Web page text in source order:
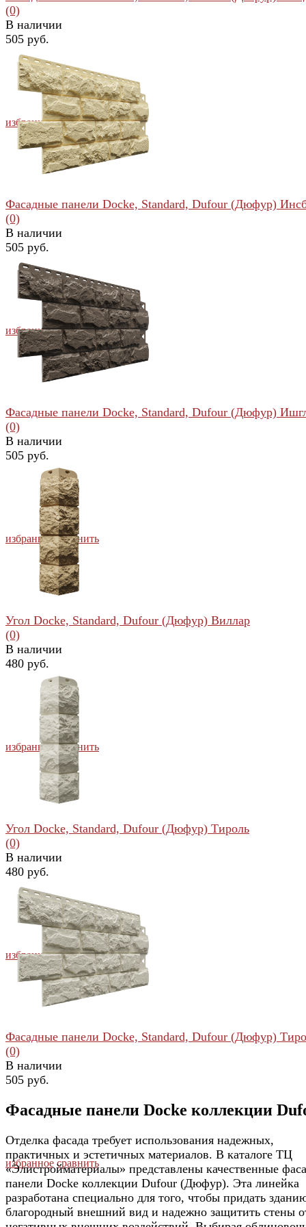
избранное сравнить
(0)
В наличии
505 руб.
избранное сравнить
Фасадные панели Docke, Standard, Dufour (Дюфур)
(0)
В наличии
505 руб.
избранное сравнить
Фасадные панели Docke, Standard, Dufour (Дюфур)
(0)
В наличии
505 руб.
избранное сравнить
Угол Docke, Standard, Dufour (Дюфур) Виллар
(0)
В наличии
480 руб.
избранное сравнить
Угол Docke, Standard, Dufour (Дюфур) Тироль
(0)
В наличии
480 руб.
избранное сравнить
Фасадные панели Docke, Standard, Dufour (Дюфур)
(0)
В наличии
505 руб.
Фасадные панели Docke коллекции
Отделка фасада требует использования надежных,
практичных и эстетичных материалов. В каталоге ТЦ
«Элистройматериалы» представлены качественные
панели Docke коллекции Dufour (Дюфур). Эта линейка
разработана специально для того, чтобы придать
благородный внешний вид и надежно защитить стены